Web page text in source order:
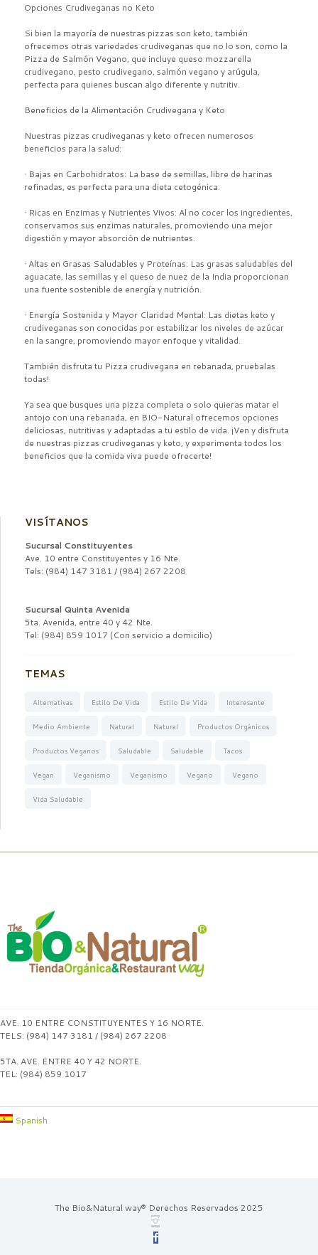
Opciones Crudiveganas no Keto
Si bien la mayoría de nuestras pizzas son keto, también
ofrecemos otras variedades crudiveganas que no lo son, como la
Pizza de Salmón Vegano, que incluye queso mozzarella
crudivegano, pesto crudivegano, salmón vegano y arúgula,
perfecta para quienes buscan algo diferente y nutritiv.
Beneficios de la Alimentación Crudivegana y Keto
Nuestras pizzas crudiveganas y keto ofrecen numerosos
beneficios para la salud:
· Bajas en Carbohidratos: La base de semillas, libre de harinas
refinadas, es perfecta para una dieta cetogénica.
· Ricas en Enzimas y Nutrientes Vivos: Al no cocer los ingredientes,
conservamos sus enzimas naturales, promoviendo una mejor
digestión y mayor absorción de nutrientes.
· Altas en Grasas Saludables y Proteínas: Las grasas saludables del
aguacate, las semillas y el queso de nuez de la India proporcionan
una fuente sostenible de energía y nutrición.
· Energía Sostenida y Mayor Claridad Mental: Las dietas keto y
crudiveganas son conocidas por estabilizar los niveles de azúcar
en la sangre, promoviendo mayor enfoque y vitalidad.
También disfruta tu Pizza crudivegana en rebanada, pruebalas
todas!
Ya sea que busques una pizza completa o solo quieras matar el
antojo con una rebanada, en BIO-Natural ofrecemos opciones
deliciosas, nutritivas y adaptadas a tu estilo de vida. ¡Ven y disfruta
de nuestras pizzas crudiveganas y keto, y experimenta todos los
beneficios que la comida viva puede ofrecerte!
VISÍTANOS
Sucursal Constituyentes
Ave. 10 entre Constituyentes y 16 Nte.
Tels: (984) 147 3181 / (984) 267 2208
Sucursal Quinta Avenida
5ta. Avenida, entre 40 y 42 Nte.
Tel: (984) 859 1017 (Con servicio a domicilio)
TEMAS
Alternativas Estilo De Vida Estilo De Vida Interesante
Medio Ambiente Natural Natural Productos Orgánicos
Productos Veganos Saludable Saludable Tacos
Vegan Veganismo Veganismo Vegano Vegano
Vida Saludable
AVE. 10 ENTRE CONSTITUYENTES Y 16 NORTE.
TELS: (984) 147 3181 / (984) 267 2208
5TA. AVE. ENTRE 40 Y 42 NORTE.
TEL: (984) 859 1017
Spanish
The Bio&Natural way® Derechos Reservados 2025